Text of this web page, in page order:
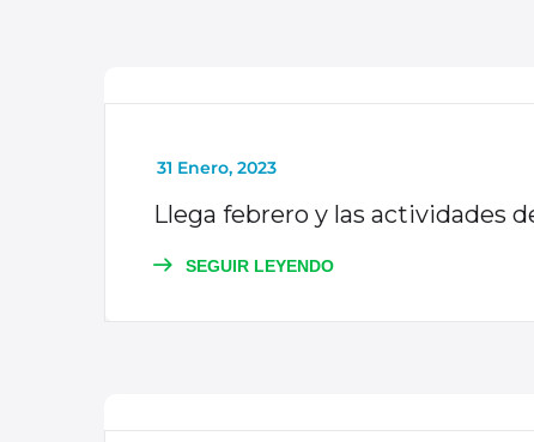
_
31 Enero, 2023
Llega febrero y las actividades
SEGUIR LEYENDO